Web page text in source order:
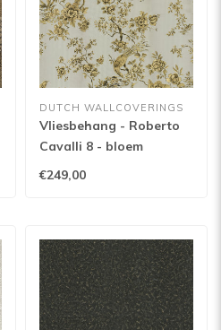
DUTCH WALLCOVERINGS
Vliesbehang - Roberto
Cavalli 8 - bloem
zilver/goud - 19044
€249,00